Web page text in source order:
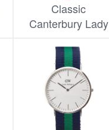
Classic
Canterbury Lady